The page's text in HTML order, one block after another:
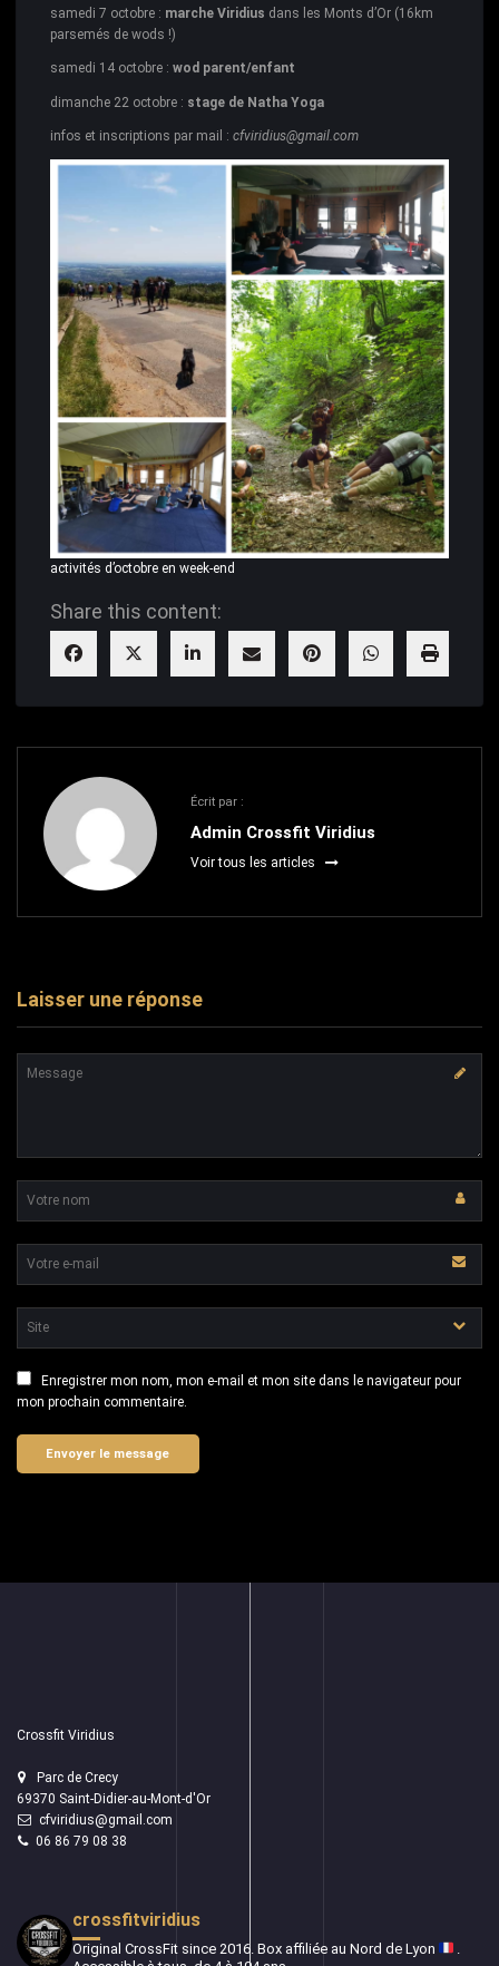
samedi 7 octobre : marche Viridius dans les Monts d’Or (16km
parsemés de wods !)
samedi 14 octobre : wod parent/enfant
dimanche 22 octobre : stage de Natha Yoga
infos et inscriptions par mail : cfviridius@gmail.com
activités d’octobre en week-end
Share this content:
Écrit par :
Admin Crossfit Viridius
Voir tous les articles
Laisser une réponse
Enregistrer mon nom, mon e-mail et mon site dans le navigateur pour
mon prochain commentaire.
Crossfit Viridius
Parc de Crecy
69370 Saint-Didier-au-Mont-d'Or
cfviridius@gmail.com
06 86 79 08 38
crossfitviridius
Original CrossFit since 2016. Box affiliée au Nord de Lyon